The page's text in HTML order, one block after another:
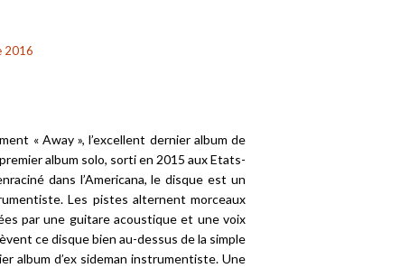
2016
« Away », l’excellent dernier album de
album solo, sorti en 2015 aux Etats-
dans l’Americana, le disque est un
Les pistes alternent morceaux
par une guitare acoustique et une voix
ce disque bien au-dessus de la simple
album d’ex sideman instrumentiste. Une